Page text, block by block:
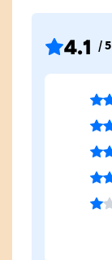
4.1 / 5